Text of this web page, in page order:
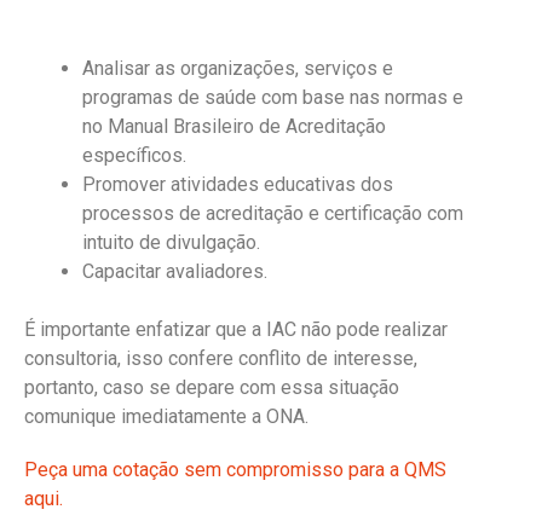
Analisar as organizações, serviços e
programas de saúde com base nas normas e
no Manual Brasileiro de Acreditação
específicos.
Promover atividades educativas dos
processos de acreditação e certificação com
intuito de divulgação.
Capacitar avaliadores.
É importante enfatizar que a IAC não pode realizar
consultoria, isso confere conflito de interesse,
portanto, caso se depare com essa situação
comunique imediatamente a ONA.
Peça uma cotação sem compromisso para a QMS
aqui.